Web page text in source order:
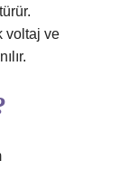
voltaj ve